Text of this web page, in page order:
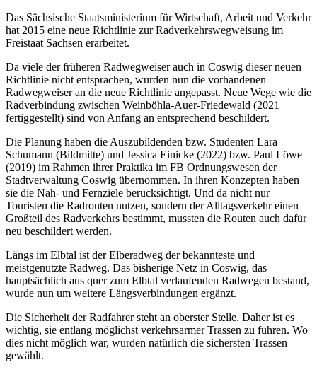
Das Sächsische Staatsministerium für Wirtschaft, Arbeit und Verkehr
hat 2015 eine neue Richtlinie zur Radverkehrswegweisung im
Freistaat Sachsen erarbeitet.
Da viele der früheren Radwegweiser auch in Coswig dieser neuen
Richtlinie nicht entsprachen, wurden nun die vorhandenen
Radwegweiser an die neue Richtlinie angepasst. Neue Wege wie die
Radverbindung zwischen Weinböhla-Auer-Friedewald (2021
fertiggestellt) sind von Anfang an entsprechend beschildert.
Die Planung haben die Auszubildenden bzw. Studenten Lara
Schumann (Bildmitte) und Jessica Einicke (2022) bzw. Paul Löwe
(2019) im Rahmen ihrer Praktika im FB Ordnungswesen der
Stadtverwaltung Coswig übernommen. In ihren Konzepten haben
sie die Nah- und Fernziele berücksichtigt. Und da nicht nur
Touristen die Radrouten nutzen, sondern der Alltagsverkehr einen
Großteil des Radverkehrs bestimmt, mussten die Routen auch dafür
neu beschildert werden.
Längs im Elbtal ist der Elberadweg der bekannteste und
meistgenutzte Radweg. Das bisherige Netz in Coswig, das
hauptsächlich aus quer zum Elbtal verlaufenden Radwegen bestand,
wurde nun um weitere Längsverbindungen ergänzt.
Die Sicherheit der Radfahrer steht an oberster Stelle. Daher ist es
wichtig, sie entlang möglichst verkehrsarmer Trassen zu führen. Wo
dies nicht möglich war, wurden natürlich die sichersten Trassen
gewählt.